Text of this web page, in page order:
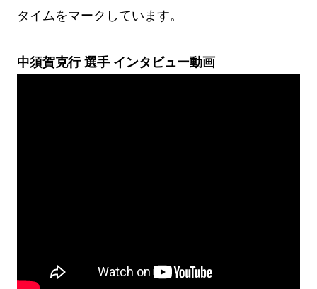
タイムをマークしています。
中須賀克行 選手 インタビュー動画